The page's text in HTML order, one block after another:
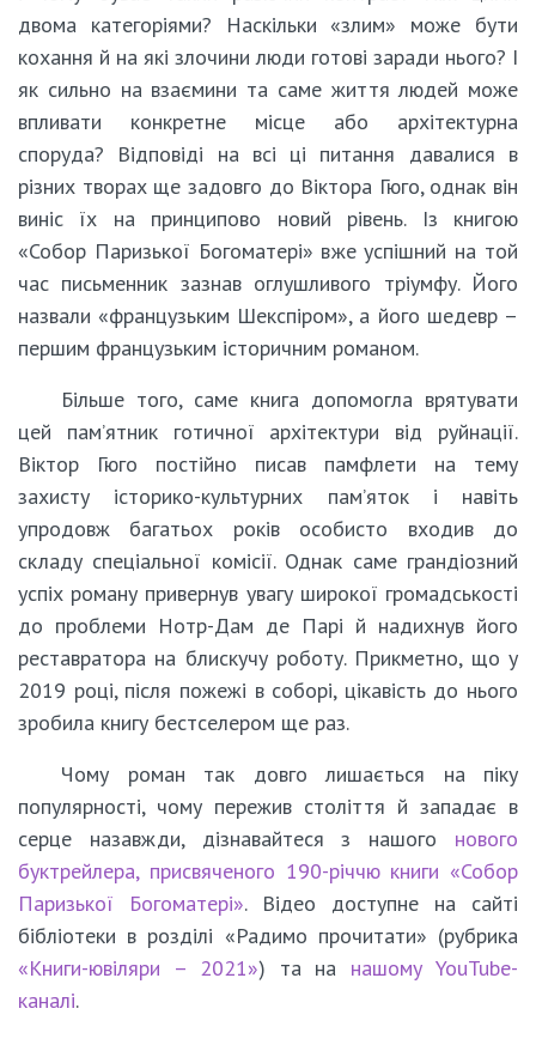
двома категоріями? Наскільки «злим» може бути
кохання й на які злочини люди готові заради нього? І
як сильно на взаємини та саме життя людей може
впливати конкретне місце або архітектурна
споруда? Відповіді на всі ці питання давалися в
різних творах ще задовго до Віктора Гюго, однак він
виніс їх на принципово новий рівень. Із книгою
«Собор Паризької Богоматері» вже успішний на той
час письменник зазнав оглушливого тріумфу. Його
назвали «французьким Шекспіром», а його шедевр –
першим французьким історичним романом.
Більше того, саме книга допомогла врятувати
цей пам’ятник готичної архітектури від руйнації.
Віктор Гюго постійно писав памфлети на тему
захисту історико-культурних пам’яток і навіть
упродовж багатьох років особисто входив до
складу спеціальної комісії. Однак саме грандіозний
успіх роману привернув увагу широкої громадськості
до проблеми Нотр-Дам де Парі й надихнув його
реставратора на блискучу роботу. Прикметно, що у
2019 році, після пожежі в соборі, цікавість до нього
зробила книгу бестселером ще раз.
Чому роман так довго лишається на піку
популярності, чому пережив століття й западає в
серце назавжди, дізнавайтеся з нашого нового
буктрейлера, присвяченого 190-річчю книги «Собор
Паризької Богоматері». Відео доступне на сайті
бібліотеки в розділі «Радимо прочитати» (рубрика
«Книги-ювіляри – 2021») та на нашому YouTube-
каналі.